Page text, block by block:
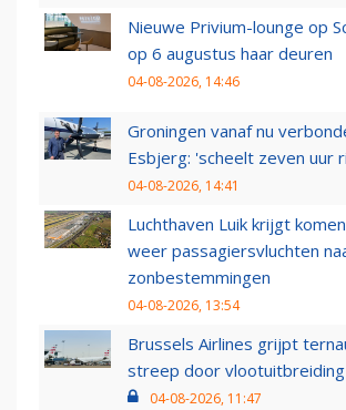
Nieuwe Privium-lounge op
op 6 augustus haar deuren
04-08-2026, 14:46
Groningen vanaf nu
Esbjerg: 'scheelt zeven uur
04-08-2026, 14:41
Luchthaven Luik krijgt
weer passagiersvluchten
zonbestemmingen
04-08-2026, 13:54
Brussels Airlines grijpt
streep door vlootuitbreiding
04-08-2026, 11:47